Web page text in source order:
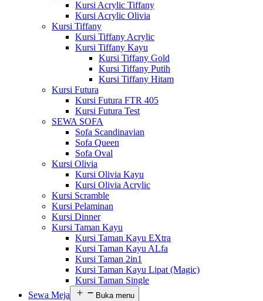
Kursi Acrylic Tiffany
Kursi Acrylic Olivia
Kursi Tiffany
Kursi Tiffany Acrylic
Kursi Tiffany Kayu
Kursi Tiffany Gold
Kursi Tiffany Putih
Kursi Tiffany Hitam
Kursi Futura
Kursi Futura FTR 405
Kursi Futura Test
SEWA SOFA
Sofa Scandinavian
Sofa Queen
Sofa Oval
Kursi Olivia
Kursi Olivia Kayu
Kursi Olivia Acrylic
Kursi Scramble
Kursi Pelaminan
Kursi Dinner
Kursi Taman Kayu
Kursi Taman Kayu EXtra
Kursi Taman Kayu ALfa
Kursi Taman 2in1
Kursi Taman Kayu Lipat (Magic)
Kursi Taman Single
Sewa Meja
Buka menu